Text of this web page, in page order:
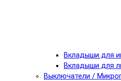
Вкладыши для
Вкладыши для
Выключатели /